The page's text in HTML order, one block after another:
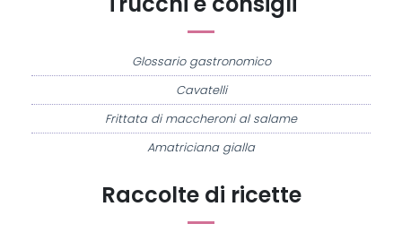
Raccolte di ricette
Glossario gastronomico
Cavatelli
Frittata di maccheroni al salame
Amatriciana gialla